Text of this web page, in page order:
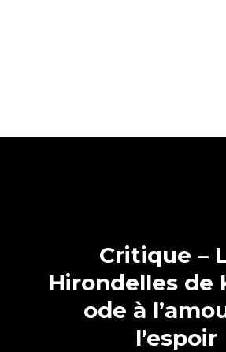
Critique –
Hirondelles de
ode à
l’espoir